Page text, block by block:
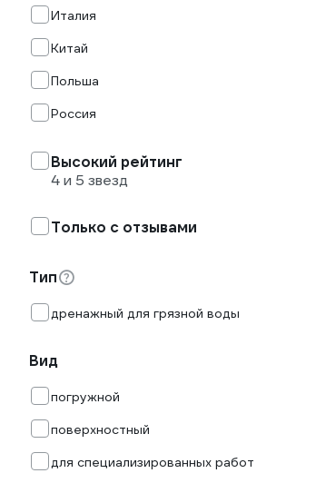
Италия
Китай
Польша
Россия
Высокий рейтинг
4 и 5 звезд
Только с отзывами
Тип
дренажный для грязной воды
Вид
погружной
поверхностный
для специализированных работ